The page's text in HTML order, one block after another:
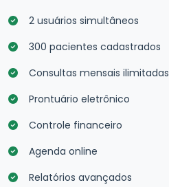
2 usuários simultâneos
300 pacientes cadastrados
Consultas mensais ilimitadas
Prontuário eletrônico
Controle financeiro
Agenda online
Relatórios avançados